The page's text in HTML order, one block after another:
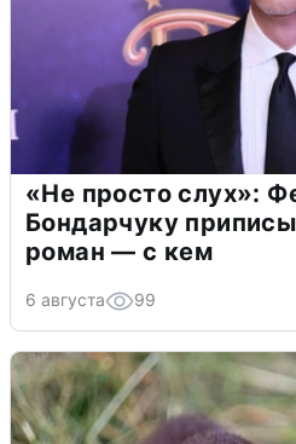
«Не просто слух»:
Бондарчуку
роман — с кем
6 августа 99